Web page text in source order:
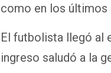
como en los últimos
El futbolista llegó al
ingreso saludó a la